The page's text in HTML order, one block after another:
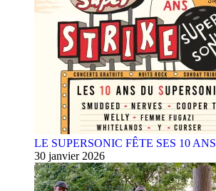
LE SUPERSONIC FÊTE SES 10 ANS
30 janvier 2026